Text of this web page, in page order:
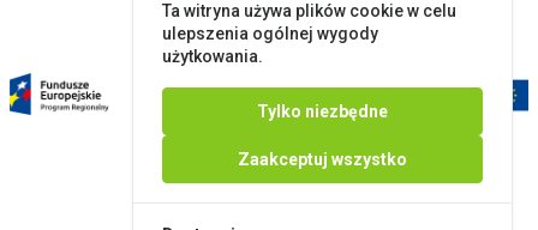
Ta witryna używa plików cookie w celu
ulepszenia ogólnej wygody
użytkowania.
Tylko niezbędne
Zaakceptuj wszystko